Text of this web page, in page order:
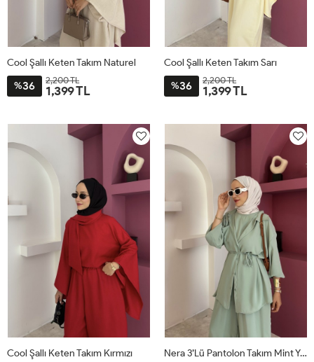
Cool Şallı Keten Takım Naturel
%36 2,200 TL
1,399 TL
Cool Şallı Keten Takım Sarı
%36 2,200 TL
1,399 TL
Cool Şallı Keten Takım Kırmızı Nera 3’lü Pantolon Takım Mint Yeşili